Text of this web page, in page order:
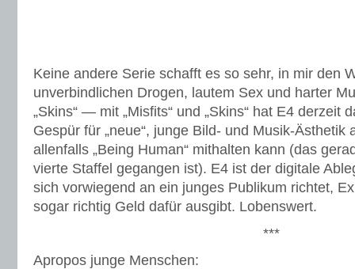
Keine andere Serie schafft es so sehr, in mir den
unverbindlichen Drogen, lautem Sex und harter
„Skins“ — mit „Misfits“ und „Skins“ hat E4 derzeit
Gespür für „neue“, junge Bild- und Musik-Ästhetik
allenfalls „Being Human“ mithalten kann (das
vierte Staffel gegangen ist). E4 ist der digitale
sich vorwiegend an ein junges Publikum richtet,
sogar richtig Geld dafür ausgibt. Lobenswert.
***
Apropos junge Menschen: